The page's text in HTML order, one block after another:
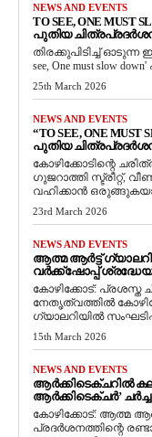
NEWS AND EVENTS
TO SEE, ONE
പുതിയ
തിരക്കുപിടിച്ച്
see, One must slow
25th March 2026
NEWS AND EVENTS
“TO SEE, ONE
പുതിയ
കോഴിക്കോടിന്റെ
ഗുജറാത്തി സ്ട്രീറ്റ്,
വഹിക്കാൻ
23rd March 2026
NEWS AND EVENTS
ആത്മ ആർട്ട് ഗ്യാലറി
വർക്ക്‌ഷോപ്പ്
കോഴിക്കോട്:
നേതൃത്വത്തിൽ
ഗ്യാലറിയിൽ
15th March 2026
NEWS AND EVENTS
ആർക്കിടെക്ചറിൽ
ആർക്കിടെക്ചർ’
​കോഴിക്കോട്: ആത്മ
പ്രദർശനത്തിന്റെ